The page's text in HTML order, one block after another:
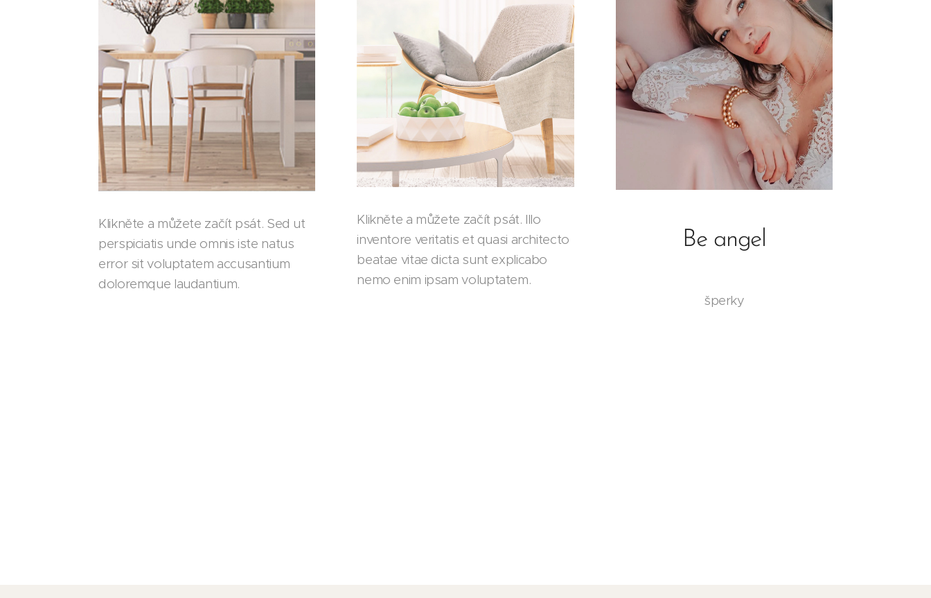
Klikněte a můžete začít psát. Sed ut
perspiciatis unde omnis iste natus
error sit voluptatem accusantium
doloremque laudantium.
Klikněte a můžete začít psát. Illo
inventore veritatis et quasi architecto
beatae vitae dicta sunt explicabo
nemo enim ipsam voluptatem.
Be angel
šperky